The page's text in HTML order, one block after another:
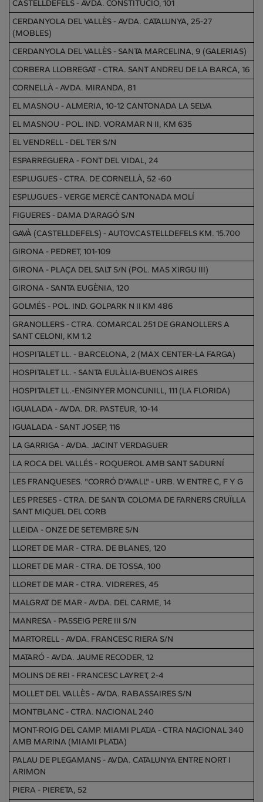
CASTELLDEFELS - AVDA. CONSTITUCIÓ, 101
CERDANYOLA DEL VALLÈS - AVDA. CATALUNYA, 25-27
(MOBLES)
CERDANYOLA DEL VALLÈS - SANTA MARCELINA, 9 (GALERIAS)
CORBERA LLOBREGAT - CTRA. SANT ANDREU DE LA BARCA, 16
CORNELLÀ - AVDA. MIRANDA, 81
EL MASNOU - ALMERIA, 10-12 CANTONADA LA SELVA
EL MASNOU - POL. IND. VORAMAR N II, KM 635
EL VENDRELL - DEL TER S/N
ESPARREGUERA - FONT DEL VIDAL, 24
ESPLUGUES - CTRA. DE CORNELLÀ, 52 -60
ESPLUGUES - VERGE MERCÈ CANTONADA MOLÍ
FIGUERES - DAMA D'ARAGÓ S/N
GAVÀ (CASTELLDEFELS) - AUTOV.CASTELLDEFELS KM. 15.700
GIRONA - PEDRET, 101-109
GIRONA - PLAÇA DEL SALT S/N (POL. MAS XIRGU III)
GIRONA - SANTA EUGÈNIA, 120
GOLMÉS - POL. IND. GOLPARK N II KM 486
GRANOLLERS - CTRA. COMARCAL 251 DE GRANOLLERS A
SANT CELONI, KM 1.2
HOSPITALET LL. - BARCELONA, 2 (MAX CENTER-LA FARGA)
HOSPITALET LL. - SANTA EULÀLIA-BUENOS AIRES
HOSPITALET LL.-ENGINYER MONCUNILL, 111 (LA FLORIDA)
IGUALADA - AVDA. DR. PASTEUR, 10-14
IGUALADA - SANT JOSEP, 116
LA GARRIGA - AVDA. JACINT VERDAGUER
LA ROCA DEL VALLÉS - ROQUEROL AMB SANT SADURNÍ
LES FRANQUESES. "CORRÓ D'AVALL" - URB. W ENTRE C, F Y G
LES PRESES - CTRA. DE SANTA COLOMA DE FARNERS CRUÏLLA
SANT MIQUEL DEL CORB
LLEIDA - ONZE DE SETEMBRE S/N
LLORET DE MAR - CTRA. DE BLANES, 120
LLORET DE MAR - CTRA. DE TOSSA, 100
LLORET DE MAR - CTRA. VIDRERES, 45
MALGRAT DE MAR - AVDA. DEL CARME, 14
MANRESA - PASSEIG PERE III S/N
MARTORELL - AVDA. FRANCESC RIERA S/N
MATARÓ - AVDA. JAUME RECODER, 12
MOLINS DE REI - FRANCESC LAYRET, 2-4
MOLLET DEL VALLÈS - AVDA. RABASSAIRES S/N
MONTBLANC - CTRA. NACIONAL 240
MONT-ROIG DEL CAMP. MIAMI PLATJA - CTRA NACIONAL 340
AMB MARINA (MIAMI PLATJA)
PALAU DE PLEGAMANS - AVDA. CATALUNYA ENTRE NORT I
ARIMON
PIERA - PIERETA, 52